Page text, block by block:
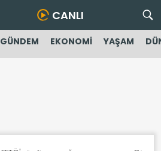
CANLI
GÜNDEM EKONOMİ YAŞAM